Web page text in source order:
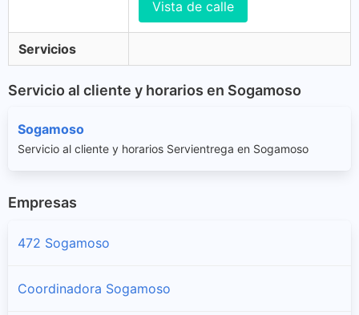
Vista de calle
Servicios
Servicio al cliente y horarios en Sogamoso
Sogamoso
Servicio al cliente y horarios Servientrega en Sogamoso
Empresas
472 Sogamoso
Coordinadora Sogamoso